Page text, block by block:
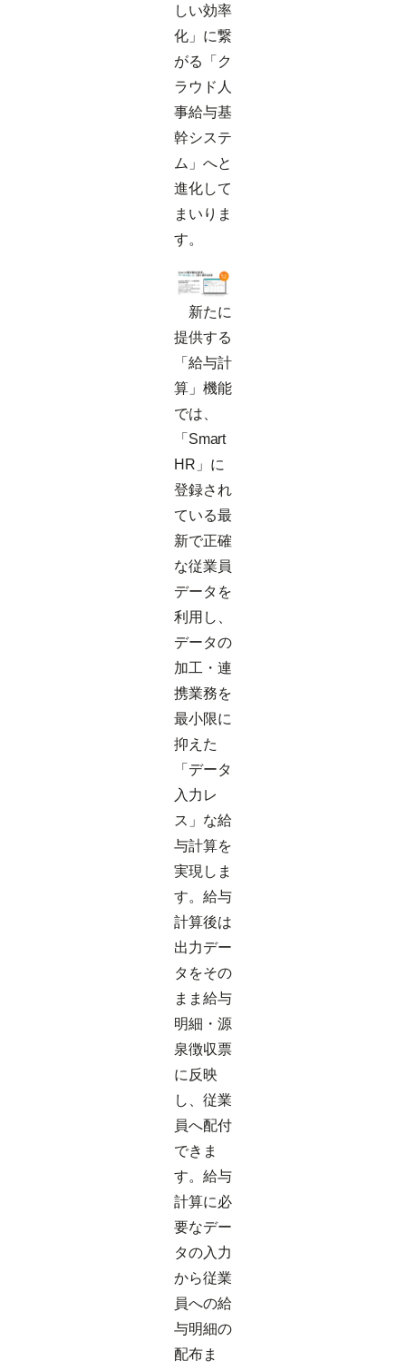
しい効率
化」に繋
がる「ク
ラウド人
事給与基
幹システ
ム」へと
進化して
まいりま
す。
新たに
提供する
「給与計
算」機能
では、
「Smart
HR」に
登録され
ている最
新で正確
な従業員
データを
利用し、
データの
加工・連
携業務を
最小限に
抑えた
「データ
入力レ
ス」な給
与計算を
実現しま
す。給与
計算後は
出力デー
タをその
まま給与
明細・源
泉徴収票
に反映
し、従業
員へ配付
できま
す。給与
計算に必
要なデー
タの入力
から従業
員への給
与明細の
配布ま